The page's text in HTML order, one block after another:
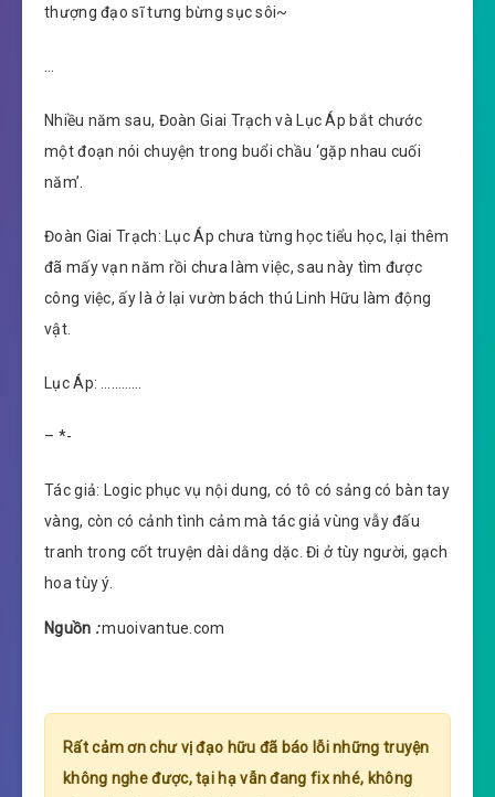
thượng đạo sĩ tưng bừng sục sôi~
…
Nhiều năm sau, Đoàn Giai Trạch và Lục Áp bắt chước
một đoạn nói chuyện trong buổi chầu ‘gặp nhau cuối
năm’.
Đoàn Giai Trạch: Lục Áp chưa từng học tiểu học, lại thêm
đã mấy vạn năm rồi chưa làm việc, sau này tìm được
công việc, ấy là ở lại vườn bách thú Linh Hữu làm động
vật.
Lục Áp: …………
– *-
Tác giả: Logic phục vụ nội dung, có tô có sảng có bàn tay
vàng, còn có cảnh tình cảm mà tác giả vùng vẫy đấu
tranh trong cốt truyện dài dằng dặc. Đi ở tùy người, gạch
hoa tùy ý.
Nguồn :muoivantue.com
Rất cảm ơn chư vị đạo hữu đã báo lỗi những truyện
không nghe được, tại hạ vẫn đang fix nhé, không